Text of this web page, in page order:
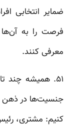
ضمایر انتخابی
فرصت را به آن‌ها
معرفی کنند.
۵۱. همیشه چند
جنسیت‌ها در ذهن
کنیم: مشتری،